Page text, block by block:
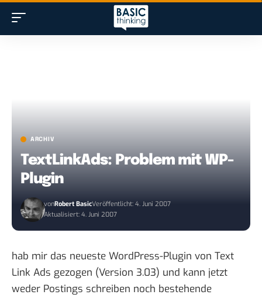
ARCHIV
TextLinkAds: Problem mit WP-
Plugin
vonRobert BasicVeröffentlicht: 4. Juni 2007
Aktualisiert: 4. Juni 2007
hab mir das neueste WordPress-Plugin von Text
Link Ads gezogen (Version 3.03) und kann jetzt
weder Postings schreiben noch bestehende